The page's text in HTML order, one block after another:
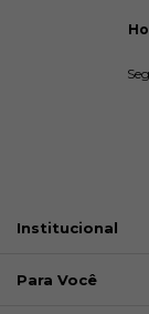
Institucional
Para Você